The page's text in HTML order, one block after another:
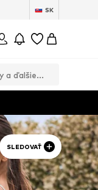
SK
SLEDOVAŤ